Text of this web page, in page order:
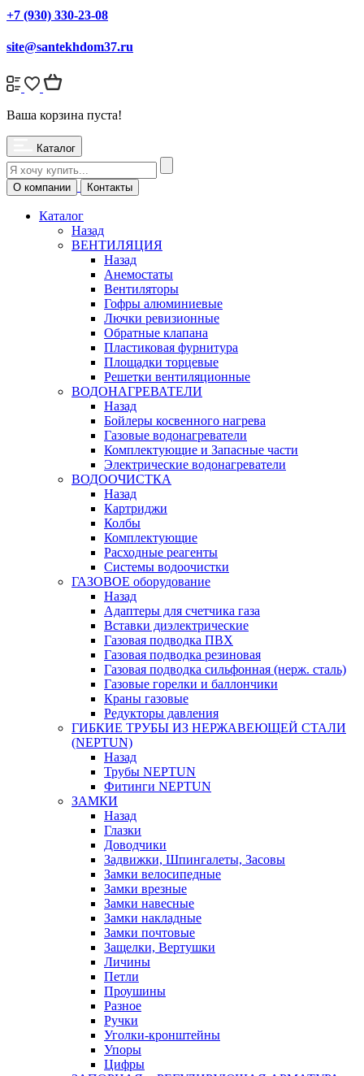
+7 (930) 330-23-08
site@santekhdom37.ru
Ваша корзина пуста!
Каталог
О компании Контакты
Каталог
Назад
ВЕНТИЛЯЦИЯ
Назад
Анемостаты
Вентиляторы
Гофры алюминиевые
Лючки ревизионные
Обратные клапана
Пластиковая фурнитура
Площадки торцевые
Решетки вентиляционные
ВОДОНАГРЕВАТЕЛИ
Назад
Бойлеры косвенного нагрева
Газовые водонагреватели
Комплектующие и Запасные части
Электрические водонагреватели
ВОДООЧИСТКА
Назад
Картриджи
Колбы
Комплектующие
Расходные реагенты
Системы водоочистки
ГАЗОВОЕ оборудование
Назад
Адаптеры для счетчика газа
Вставки диэлектрические
Газовая подводка ПВХ
Газовая подводка резиновая
Газовая подводка сильфонная (нерж. сталь)
Газовые горелки и баллончики
Краны газовые
Редукторы давления
ГИБКИЕ ТРУБЫ ИЗ НЕРЖАВЕЮЩЕЙ СТАЛИ
(NEPTUN)
Назад
Трубы NEPTUN
Фитинги NEPTUN
ЗАМКИ
Назад
Глазки
Доводчики
Задвижки, Шпингалеты, Засовы
Замки велосипедные
Замки врезные
Замки навесные
Замки накладные
Замки почтовые
Защелки, Вертушки
Личины
Петли
Проушины
Разное
Ручки
Уголки-кронштейны
Упоры
Цифры